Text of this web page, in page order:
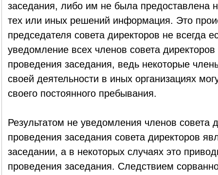
заседания, либо им не была предоставлена
тех или иных решений информация. Это
председателя совета директоров не всегда
уведомление всех членов совета
проведения заседания, ведь некоторые
своей деятельности в иных организациях
своего постоянного пребывания.
Результатом не уведомления членов совета
проведения заседания совета директоров
заседании, а в некоторых случаях это
проведения заседания. Следствием